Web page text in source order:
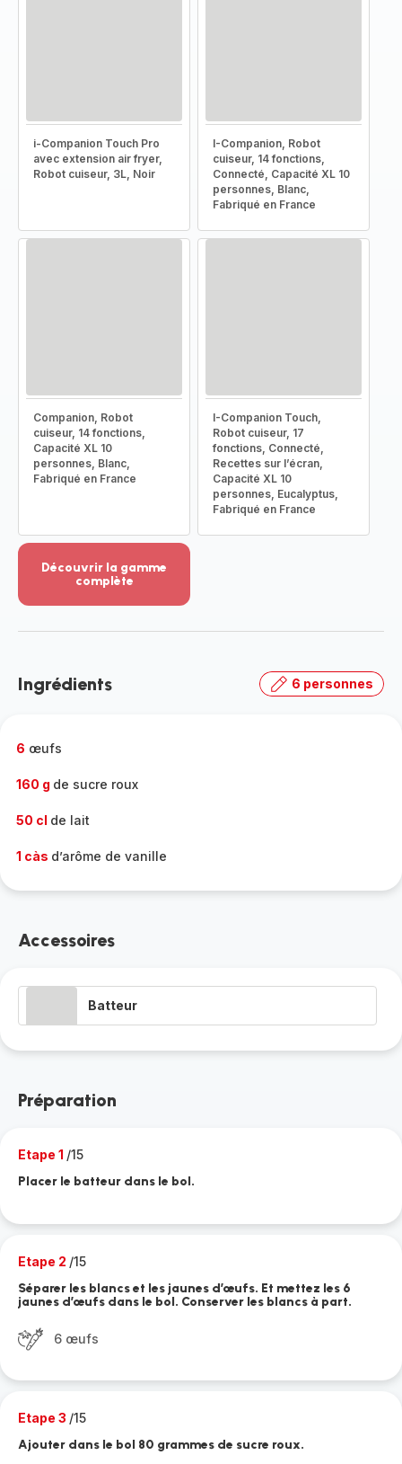
i-Companion Touch Pro
avec extension air fryer,
Robot cuiseur, 3L, Noir
I-Companion, Robot
cuiseur, 14 fonctions,
Connecté, Capacité XL 10
personnes, Blanc,
Fabriqué en France
Companion, Robot
cuiseur, 14 fonctions,
Capacité XL 10
personnes, Blanc,
Fabriqué en France
I-Companion Touch,
Robot cuiseur, 17
fonctions, Connecté,
Recettes sur l’écran,
Capacité XL 10
personnes, Eucalyptus,
Fabriqué en France
Découvrir la gamme
complète
-
gamme
Ingrédients 6 personnes
6 œufs
160 g de sucre roux
50 cl de lait
1 càs d’arôme de vanille
Accessoires
Batteur
Préparation
Etape 1 /15
Placer le batteur dans le bol.
Etape 2 /15
Séparer les blancs et les jaunes d’œufs. Et mettez les 6
jaunes d’œufs dans le bol. Conserver les blancs à part.
6 œufs
Etape 3 /15
Ajouter dans le bol 80 grammes de sucre roux.